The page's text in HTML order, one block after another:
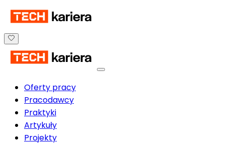
Oferty pracy
Pracodawcy
Praktyki
Artykuły
Projekty